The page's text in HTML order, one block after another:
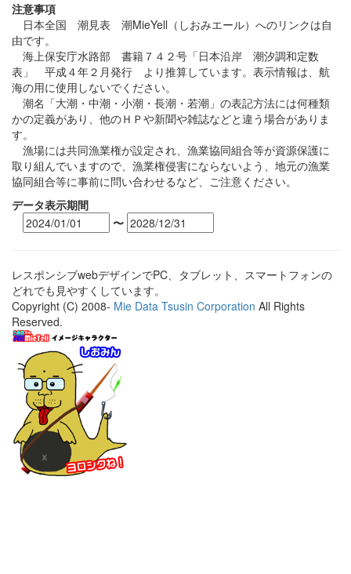
注意事項
日本全国 潮見表 潮MieYell（しおみエール）へのリンクは自
由です。
海上保安庁水路部 書籍７４２号「日本沿岸 潮汐調和定数
表」 平成４年２月発行 より推算しています。表示情報は、航
海の用に使用しないでください。
潮名「大潮・中潮・小潮・長潮・若潮」の表記方法には何種類
かの定義があり、他のＨＰや新聞や雑誌などと違う場合がありま
す。
漁場には共同漁業権が設定され、漁業協同組合等が資源保護に
取り組んでいますので、漁業権侵害にならないよう、地元の漁業
協同組合等に事前に問い合わせるなど、ご注意ください。
データ表示期間
〜
レスポンシブwebデザインでPC、タブレット、スマートフォンの
どれでも見やすくしています。
Copyright (C) 2008- Mie Data Tsusin Corporation All Rights
Reserved.